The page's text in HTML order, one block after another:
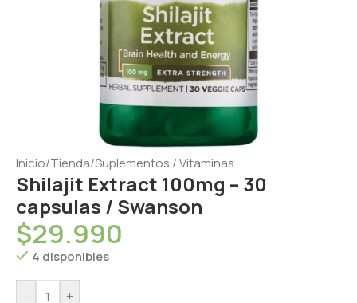
Inicio/Tienda/Suplementos / Vitaminas
Shilajit Extract 100mg – 30
capsulas / Swanson
$29.990
4 disponibles
- +